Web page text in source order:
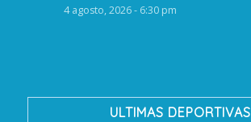
4 agosto, 2026 - 6:30 pm
ULTIMAS DEPORTIVAS